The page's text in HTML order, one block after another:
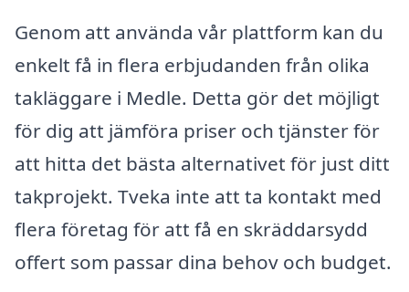
Genom att använda vår plattform kan du
enkelt få in flera erbjudanden från olika
takläggare i Medle. Detta gör det möjligt
för dig att jämföra priser och tjänster för
att hitta det bästa alternativet för just ditt
takprojekt. Tveka inte att ta kontakt med
flera företag för att få en skräddarsydd
offert som passar dina behov och budget.